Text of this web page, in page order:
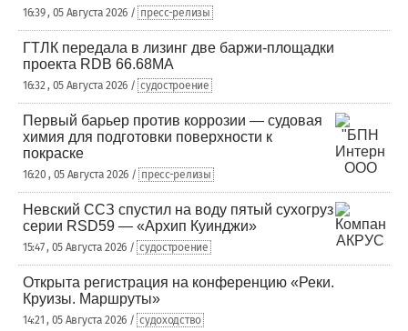
16:39 , 05 Августа 2026 / пресс-релизы
ГТЛК передала в лизинг две баржи-площадки
проекта RDB 66.68МА
16:32 , 05 Августа 2026 / судостроение
Первый барьер против коррозии — судовая
химия для подготовки поверхности к
покраске
16:20 , 05 Августа 2026 / пресс-релизы
Невский ССЗ спустил на воду пятый сухогруз
серии RSD59 — «Архип Куинджи»
15:47 , 05 Августа 2026 / судостроение
Открыта регистрация на конференцию «Реки.
Круизы. Маршруты»
14:21 , 05 Августа 2026 / судоходство